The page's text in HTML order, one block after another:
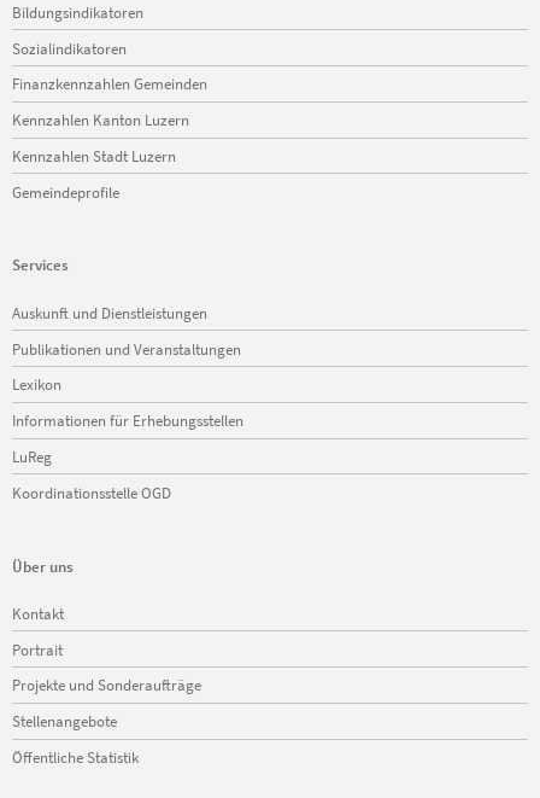
Bildungsindikatoren
Sozialindikatoren
Finanzkennzahlen Gemeinden
Kennzahlen Kanton Luzern
Kennzahlen Stadt Luzern
Gemeindeprofile
Services
Navigation
überspringen
Auskunft und Dienstleistungen
Publikationen und Veranstaltungen
Lexikon
Informationen für Erhebungsstellen
LuReg
Koordinationsstelle OGD
Über uns
Navigation
überspringen
Kontakt
Portrait
Projekte und Sonderaufträge
Stellenangebote
Öffentliche Statistik